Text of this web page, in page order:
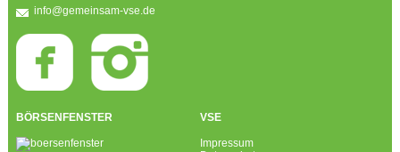
info@gemeinsam-vse.de
BÖRSENFENSTER VSE
Impressum